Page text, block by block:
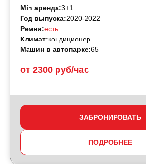
от 2300 руб/час
Min аренда:3+1
Год выпуска:2020-2022
Ремни:есть
Климат:кондиционер
Машин в автопарке:65
ЗАБРОНИРОВАТЬ
ПОДРОБНЕЕ